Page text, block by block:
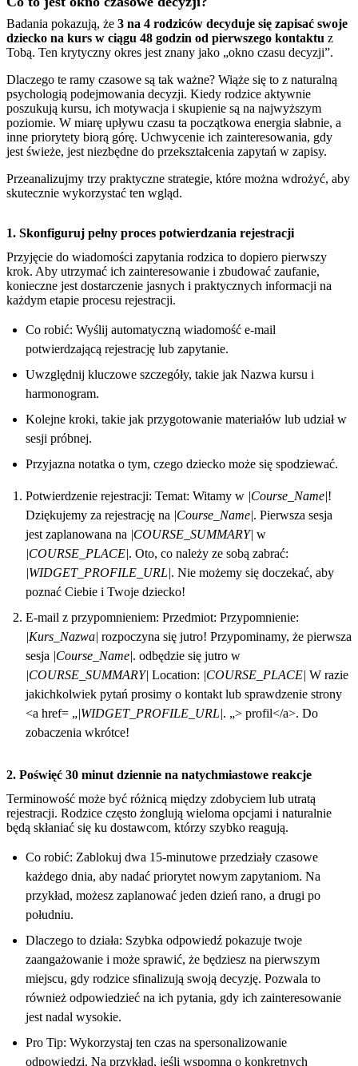
Badania pokazują, że 3 na 4 rodziców decyduje się zapisać swoje
dziecko na kurs w ciągu 48 godzin od pierwszego kontaktu z
Tobą. Ten krytyczny okres jest znany jako „okno czasu decyzji”.
Dlaczego te ramy czasowe są tak ważne? Wiąże się to z naturalną
psychologią podejmowania decyzji. Kiedy rodzice aktywnie
poszukują kursu, ich motywacja i skupienie są na najwyższym
poziomie. W miarę upływu czasu ta początkowa energia słabnie, a
inne priorytety biorą górę. Uchwycenie ich zainteresowania, gdy
jest świeże, jest niezbędne do przekształcenia zapytań w zapisy.
Przeanalizujmy trzy praktyczne strategie, które można wdrożyć, aby
skutecznie wykorzystać ten wgląd.
1. Skonfiguruj pełny proces potwierdzania rejestracji
Przyjęcie do wiadomości zapytania rodzica to dopiero pierwszy
krok. Aby utrzymać ich zainteresowanie i zbudować zaufanie,
konieczne jest dostarczenie jasnych i praktycznych informacji na
każdym etapie procesu rejestracji.
Co robić: Wyślij automatyczną wiadomość e-mail
potwierdzającą rejestrację lub zapytanie.
Uwzględnij kluczowe szczegóły, takie jak Nazwa kursu i
harmonogram.
Kolejne kroki, takie jak przygotowanie materiałów lub udział w
sesji próbnej.
Przyjazna notatka o tym, czego dziecko może się spodziewać.
Potwierdzenie rejestracji: Temat: Witamy w |Course_Name|!
Dziękujemy za rejestrację na |Course_Name|. Pierwsza sesja
jest zaplanowana na |COURSE_SUMMARY| w
|COURSE_PLACE|. Oto, co należy ze sobą zabrać:
|WIDGET_PROFILE_URL|. Nie możemy się doczekać, aby
poznać Ciebie i Twoje dziecko!
E-mail z przypomnieniem: Przedmiot: Przypomnienie:
|Kurs_Nazwa| rozpoczyna się jutro! Przypominamy, że pierwsza
sesja |Course_Name|. odbędzie się jutro w
|COURSE_SUMMARY| Location: |COURSE_PLACE| W razie
jakichkolwiek pytań prosimy o kontakt lub sprawdzenie strony
<a href= „|WIDGET_PROFILE_URL|. „> profil</a>. Do
zobaczenia wkrótce!
2. Poświęć 30 minut dziennie na natychmiastowe reakcje
Terminowość może być różnicą między zdobyciem lub utratą
rejestracji. Rodzice często żonglują wieloma opcjami i naturalnie
będą skłaniać się ku dostawcom, którzy szybko reagują.
Co robić: Zablokuj dwa 15-minutowe przedziały czasowe
każdego dnia, aby nadać priorytet nowym zapytaniom. Na
przykład, możesz zaplanować jeden dzień rano, a drugi po
południu.
Dlaczego to działa: Szybka odpowiedź pokazuje twoje
zaangażowanie i może sprawić, że będziesz na pierwszym
miejscu, gdy rodzice sfinalizują swoją decyzję. Pozwala to
również odpowiedzieć na ich pytania, gdy ich zainteresowanie
jest nadal wysokie.
Pro Tip: Wykorzystaj ten czas na spersonalizowanie
odpowiedzi. Na przykład, jeśli wspomną o konkretnych